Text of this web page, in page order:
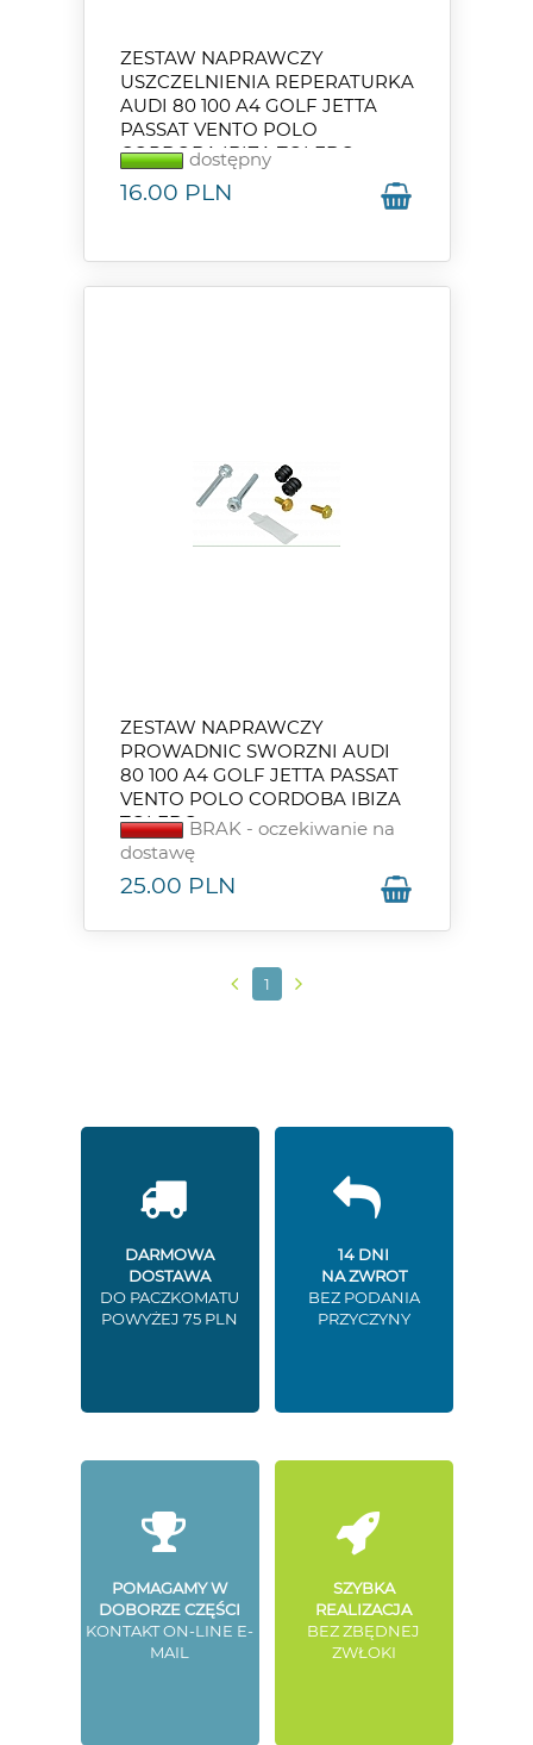
ZESTAW NAPRAWCZY
USZCZELNIENIA REPERATURKA
AUDI 80 100 A4 GOLF JETTA
PASSAT VENTO POLO
CORDOBA IBIZA TOLEDO
dostępny
16.00 PLN
ZESTAW NAPRAWCZY
PROWADNIC SWORZNI AUDI
80 100 A4 GOLF JETTA PASSAT
VENTO POLO CORDOBA IBIZA
TOLEDOBRAK - oczekiwanie na
dostawę
25.00 PLN
1
DARMOWA
DOSTAWA
DO PACZKOMATU
POWYŻEJ 75 PLN
14 DNI
NA ZWROT
BEZ PODANIA
PRZYCZYNY
POMAGAMY W
DOBORZE CZĘŚCI
KONTAKT ON-LINE E-
MAIL
SZYBKA
REALIZACJA
BEZ ZBĘDNEJ
ZWŁOKI